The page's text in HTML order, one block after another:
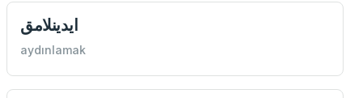
ايدينلامق
aydınlamak